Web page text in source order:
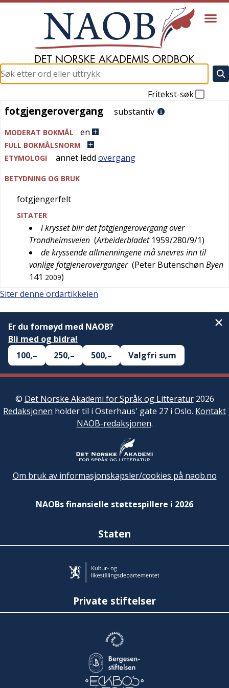
Fritekst-søk
fotgjengerovergang
fotgjengerovergang substantiv
MODERAT BOKMÅL en
FULL BOKMÅLSNORM
ETYMOLOGI
annet ledd overgang
BETYDNING OG BRUK
fotgjengerfelt
SITATER
i krysset blir det fotgjengerovergang over
Trondheimsveien (Arbeiderbladet 1959/280/9/1)
de kryssende allmenningene må snevres inn til
vanlige fotgjeneroverganger (Peter Butenschøn Byen
141 2009)
Siter denne ordartikkelen
Er du fornøyd med NAOB?
Bli med og bidra!
100,–
250,– 500,– Valgfri sum
© Det Norske Akademi for Språk og Litteratur2026
Redaksjonen holder til i Osterhaus' gate 27 i Oslo. Kontakt
NAOB-redaksjonen.
Om bruk av informasjonskapsler/cookies på naob.no
NAOBs finansielle støttespillere i 2026
Staten
Private stiftelser